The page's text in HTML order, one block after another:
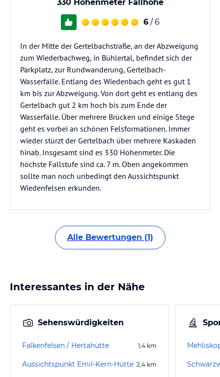
330 Höhenmeter Fallhöhe
6 / 6
In der Mitte der Gertelbachstraße, an der Abzweigung
zum Wiederbachweg, in Bühlertal, befindet sich der
Parkplatz, zur Rundwanderung, Gertelbach-
Wasserfälle. Entlang des Wiedenbach geht es gut 1
km bis zur Abzweigung. Von dort geht es entlang des
Gertelbach gut 2 km hoch bis zum Ende der
Wasserfälle. Über mehrere Brücken und einige Stege
geht es vorbei an schönen Felsformationen. Immer
wieder stürzt der Gertelbach über mehrere Kaskaden
hinab. Insgesamt sind es 330 Höhenmeter. Die
höchste Fallstufe sind ca. 7 m. Oben angekommen
sollte man noch unbedingt den Aussichtspunkt
Wiedenfelsen erkunden.
Alle Bewertungen (1)
Interessantes in der Nähe
Sehenswürdigkeiten
Falkenfelsen / Hertahütte 1,4 km
Aussichtspunkt Emil-Kern-Hütte 2,4 km